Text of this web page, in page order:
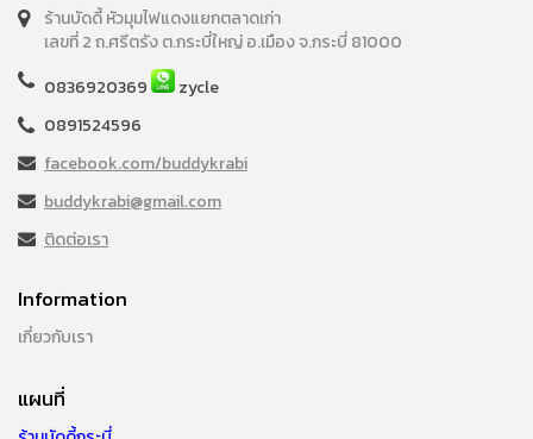
ร้านบัดดี้ หัวมุมไฟแดงแยกตลาดเก่า
เลขที่ 2 ถ.ศรีตรัง ต.กระบี่ใหญ่ อ.เมือง จ.กระบี่ 81000
0836920369
zycle
0891524596
facebook.com/buddykrabi
buddykrabi@gmail.com
ติดต่อเรา
Information
เกี่ยวกับเรา
แผนที่